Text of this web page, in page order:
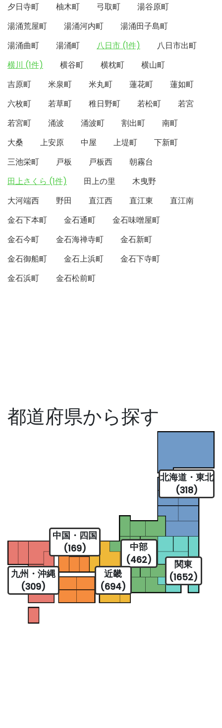
夕日寺町 柚木町 弓取町
湯谷原町
湯涌荒屋町
湯涌河内町
湯涌田子島町
湯涌曲町
湯涌町 八日市 (1件)
八日市出町
横川 (1件)
横谷町 横枕町
横山町
吉原町
米泉町 米丸町 蓮花町
蓮如町
六枚町
若草町 稚日野町 若松町
若宮
若宮町
涌波 涌波町 割出町
南町
大桑
上安原 中屋 上堤町
下新町
三池栄町
戸板 戸板西
朝霧台
田上さくら (1件)
田上の里
木曳野
大河端西
野田 直江西 直江東
直江南
金石下本町
金石通町
金石味噌屋町
金石今町
金石海禅寺町
金石新町
金石御船町
金石上浜町
金石下寺町
金石浜町
金石松前町
都道府県から探す
北海道・東北
(318)
関東
(1652)
中部
(462)
近畿
(694)
中国・四国
(169)
九州・沖縄
(309)